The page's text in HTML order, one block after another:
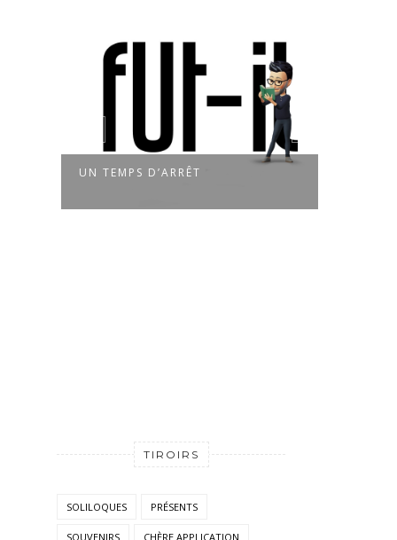
UN TEMPS D’ARRÊT
TIROIRS
SOLILOQUES PRÉSENTS
SOUVENIRS CHÈRE APPLICATION